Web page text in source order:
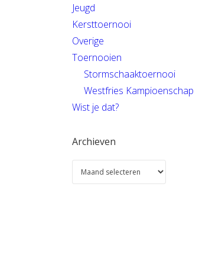
Jeugd
Kersttoernooi
Overige
Toernooien
Stormschaaktoernooi
Westfries Kampioenschap
Wist je dat?
Archieven